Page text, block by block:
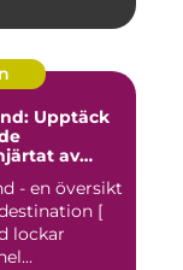
Upptäck
av
- en översikt
[
lockar